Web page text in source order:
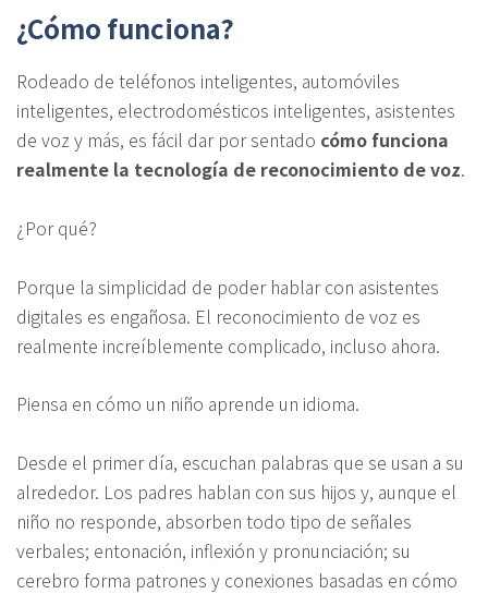
¿Cómo funciona?
Rodeado de teléfonos inteligentes, automóviles
inteligentes, electrodomésticos inteligentes, asistentes
de voz y más, es fácil dar por sentado cómo funciona
realmente la tecnología de reconocimiento de voz.
¿Por qué?
Porque la simplicidad de poder hablar con asistentes
digitales es engañosa. El reconocimiento de voz es
realmente increíblemente complicado, incluso ahora.
Piensa en cómo un niño aprende un idioma.
Desde el primer día, escuchan palabras que se usan a su
alrededor. Los padres hablan con sus hijos y, aunque el
niño no responde, absorben todo tipo de señales
verbales; entonación, inflexión y pronunciación; su
cerebro forma patrones y conexiones basadas en cómo